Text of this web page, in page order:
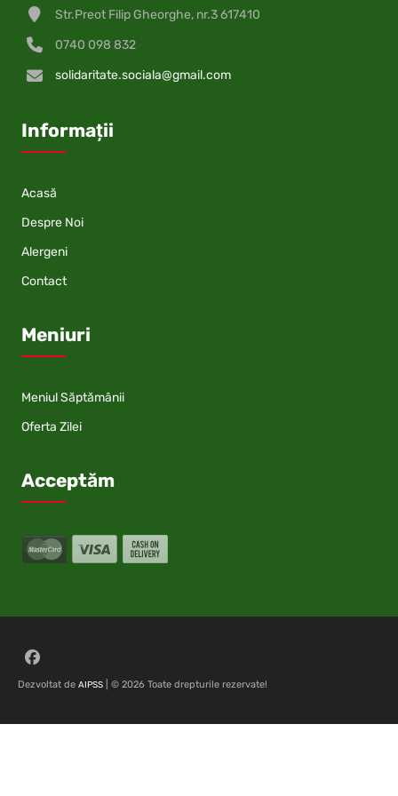
Str.Preot Filip Gheorghe, nr.3 617410
0740 098 832
solidaritate.sociala@gmail.com
Informații
Acasă
Despre Noi
Alergeni
Contact
Meniuri
Meniul Săptămânii
Oferta Zilei
Acceptăm
Follow on Facebook
Dezvoltat de AIPSS | © 2026 Toate drepturile rezervate!